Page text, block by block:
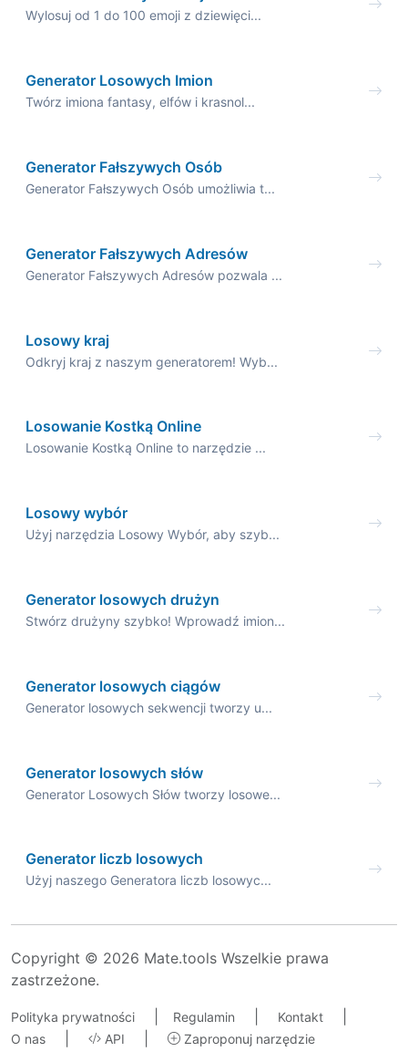
Wylosuj od 1 do 100 emoji z dziewięci...
Generator Losowych Imion
Twórz imiona fantasy, elfów i krasnol...
Generator Fałszywych Osób
Generator Fałszywych Osób umożliwia t...
Generator Fałszywych Adresów
Generator Fałszywych Adresów pozwala ...
Losowy kraj
Odkryj kraj z naszym generatorem! Wyb...
Losowanie Kostką Online
Losowanie Kostką Online to narzędzie ...
Losowy wybór
Użyj narzędzia Losowy Wybór, aby szyb...
Generator losowych drużyn
Stwórz drużyny szybko! Wprowadź imion...
Generator losowych ciągów
Generator losowych sekwencji tworzy u...
Generator losowych słów
Generator Losowych Słów tworzy losowe...
Generator liczb losowych
Użyj naszego Generatora liczb losowyc...
Copyright © 2026 Mate.tools Wszelkie prawa
zastrzeżone.
Polityka prywatności Regulamin Kontakt
O nas API Zaproponuj narzędzie